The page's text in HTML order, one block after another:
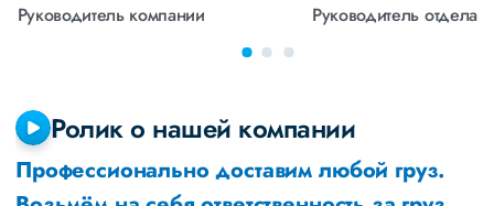
Руководитель компании Руководитель отдела
Ролик о нашей компании
Профессионально доставим любой груз.